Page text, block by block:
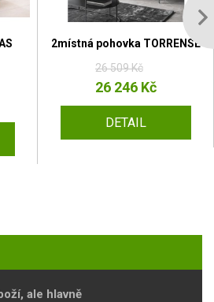
2místná pohovka TORRENSE
26 509 Kč
26 246 Kč
DETAIL
ale hlavně